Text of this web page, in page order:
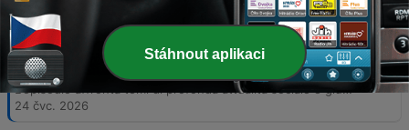
Epizody
2362 - L'appello di Alemanno a Roggero perché parli di
carcere sfruttando l'attenzione mediatica
L'episodio affronta temi di profonda attualità sociale e giustizia, partendo dall'analisi del caso Ilaria Salis e della crisi del sistema carcerario italiano. Attraverso l'intervista a Gianni Alemanno, si discute la necessità di una riforma che favorisca la riabilitazione attraverso il lavoro e la disciplina, toccando anche temi come la responsabilità penale dei minorenni e la gestione della salute mentale. La puntata prosegue con riflessioni sulla sicurezza nelle strutture pubbliche, ispirate dalla tragedia del piccolo Gabriele, e si conclude con un momento di convivialità tra i conduttori. L'ascolto si chiude con una panoramica sulle nuove produzioni podcast del gruppo 24 Ore, offrendo consigli d'ascolto che spaziano dal true crime alla psicologia.
24 čvc. 2026
Stáhnout aplikaci